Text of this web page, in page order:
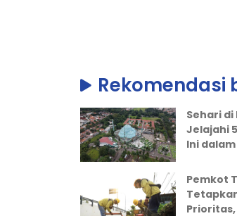
Rekomendasi
Sehari
Jelajahi
Ini
Pemkot